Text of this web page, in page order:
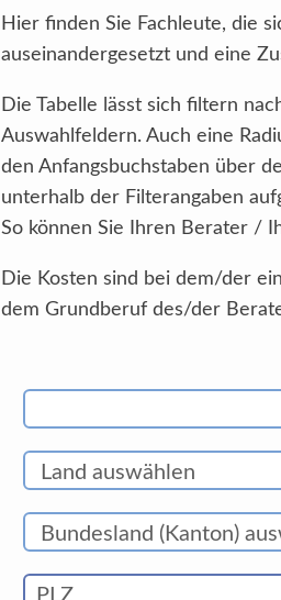
Hier finden Sie Fachleute, die
auseinandergesetzt und eine
Die Tabelle lässt sich filtern
Auswahlfeldern. Auch eine
den Anfangsbuchstaben über
unterhalb der Filterangaben
So können Sie Ihren Berater /
Die Kosten sind bei dem/der
dem Grundberuf des/der